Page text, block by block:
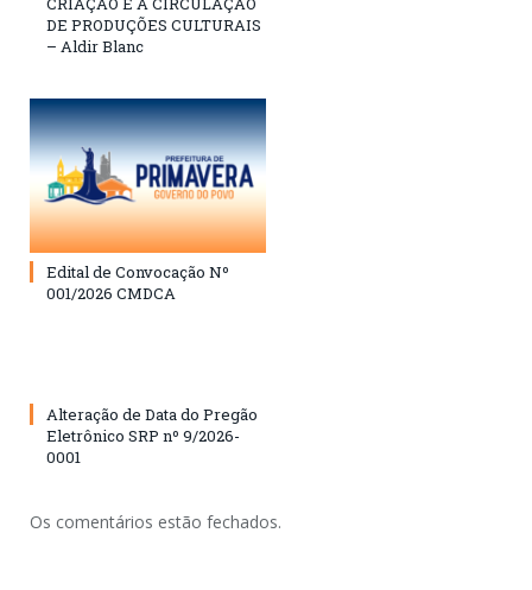
DE PRODUÇÕES CULTURAIS
– Aldir Blanc
Edital de Convocação Nº
001/2026 CMDCA
Alteração de Data do Pregão
Eletrônico SRP nº 9/2026-
0001
Os comentários estão fechados.